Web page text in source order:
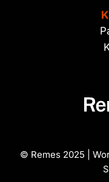
© Remes 2025 |